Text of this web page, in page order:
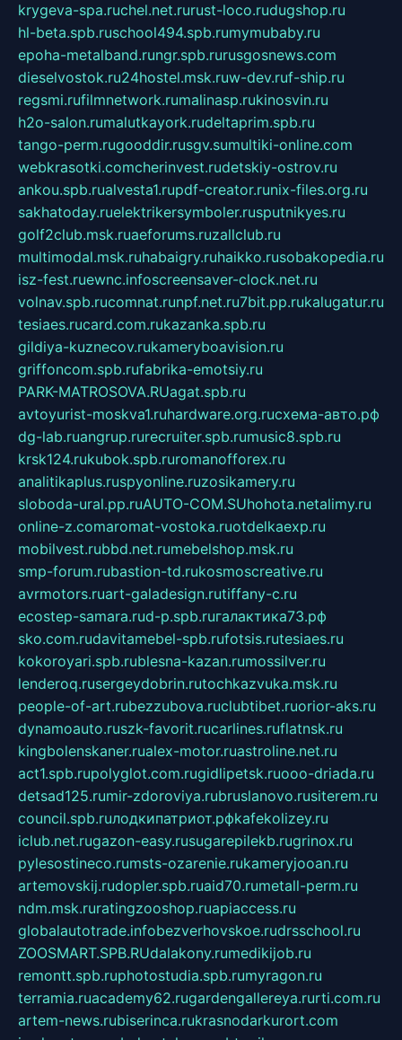
krygeva-spa.ruchel.net.rurust-loco.rudugshop.ru
hl-beta.spb.ruschool494.spb.rumymubaby.ru
epoha-metalband.rungr.spb.rurusgosnews.com
dieselvostok.ru24hostel.msk.ruw-dev.ruf-ship.ru
regsmi.rufilmnetwork.rumalinasp.rukinosvin.ru
h2o-salon.rumalutkayork.rudeltaprim.spb.ru
tango-perm.rugooddir.rusgv.sumultiki-online.com
webkrasotki.comcherinvest.rudetskiy-ostrov.ru
ankou.spb.rualvesta1.rupdf-creator.runix-files.org.ru
sakhatoday.ruelektrikersymboler.rusputnikyes.ru
golf2club.msk.ruaeforums.ruzallclub.ru
multimodal.msk.ruhabaigry.ruhaikko.rusobakopedia.ru
isz-fest.ruewnc.infoscreensaver-clock.net.ru
volnav.spb.rucomnat.runpf.net.ru7bit.pp.rukalugatur.ru
tesiaes.rucard.com.rukazanka.spb.ru
gildiya-kuznecov.rukameryboavision.ru
griffoncom.spb.rufabrika-emotsiy.ru
PARK-MATROSOVA.RUagat.spb.ru
avtoyurist-moskva1.ruhardware.org.ruсхема-авто.рф
dg-lab.ruangrup.rurecruiter.spb.rumusic8.spb.ru
krsk124.rukubok.spb.ruromanofforex.ru
analitikaplus.ruspyonline.ruzosikamery.ru
sloboda-ural.pp.ruAUTO-COM.SUhohota.netalimy.ru
online-z.comaromat-vostoka.ruotdelkaexp.ru
mobilvest.rubbd.net.rumebelshop.msk.ru
smp-forum.rubastion-td.rukosmoscreative.ru
avrmotors.ruart-galadesign.rutiffany-c.ru
ecostep-samara.rud-p.spb.ruгалактика73.рф
sko.com.rudavitamebel-spb.rufotsis.rutesiaes.ru
kokoroyari.spb.rublesna-kazan.rumossilver.ru
lenderoq.rusergeydobrin.rutochkazvuka.msk.ru
people-of-art.rubezzubova.ruclubtibet.ruorior-aks.ru
dynamoauto.ruszk-favorit.rucarlines.ruflatnsk.ru
kingbolenskaner.rualex-motor.ruastroline.net.ru
act1.spb.rupolyglot.com.rugidlipetsk.ruooo-driada.ru
detsad125.rumir-zdoroviya.rubruslanovo.rusiterem.ru
council.spb.ruлодкипатриот.рфkafekolizey.ru
iclub.net.rugazon-easy.rusugarepilekb.rugrinox.ru
pylesostineco.rumsts-ozarenie.rukameryjooan.ru
artemovskij.rudopler.spb.ruaid70.rumetall-perm.ru
ndm.msk.ruratingzooshop.ruapiaccess.ru
globalautotrade.infobezverhovskoe.rudrsschool.ru
ZOOSMART.SPB.RUdalakony.rumedikijob.ru
remontt.spb.ruphotostudia.spb.rumyragon.ru
terramia.ruacademy62.rugardengallereya.rurti.com.ru
artem-news.rubiserinca.rukrasnodarkurort.com